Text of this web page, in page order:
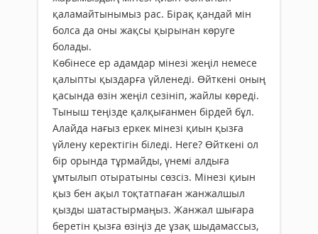
қаламайтынымыз рас. Бірақ қандай мін
болса да оны жақсы қырынан көруге
болады.
Көбінесе ер адамдар мінезі жеңіл немесе
қалыпты қыздарға үйленеді. Өйткені оның
қасында өзін жеңіл сезініп, жайлы көреді.
Тыныш теңізде қалқығанмен бірдей бұл.
Алайда нағыз еркек мінезі қиын қызға
үйлену керектігін біледі. Неге? Өйткені ол
бір орында тұрмайды, үнемі алдыға
ұмтылып отыратыны сөзсіз. Мінезі қиын
қыз бен ақыл тоқтатпаған жанжалшыл
қызды шатастырмаңыз. Жанжал шығара
беретін қызға өзіңіз де ұзақ шыдамассыз,